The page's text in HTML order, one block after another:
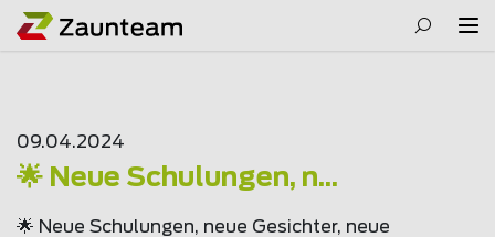
09.04.2024
🌟 Neue Schulungen, n...
🌟 Neue Schulungen, neue Gesichter, neue